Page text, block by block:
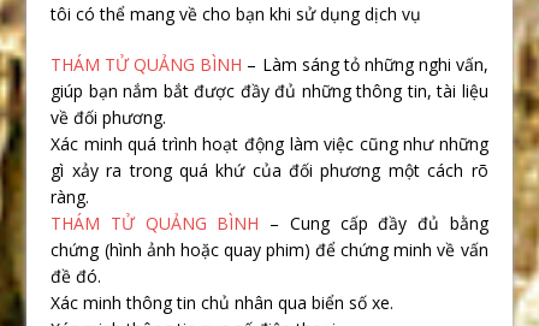
tôi có thể mang về cho bạn khi sử dụng dịch vụ
THÁM TỬ QUẢNG BÌNH – Làm sáng tỏ những nghi vấn,
giúp bạn nắm bắt được đầy đủ những thông tin, tài liệu
về đối phương.
Xác minh quá trình hoạt động làm việc cũng như những
gì xảy ra trong quá khứ của đối phương một cách rõ
ràng.
THÁM TỬ QUẢNG BÌNH – Cung cấp đầy đủ bằng
chứng (hình ảnh hoặc quay phim) để chứng minh về vấn
đề đó.
Xác minh thông tin chủ nhân qua biển số xe.